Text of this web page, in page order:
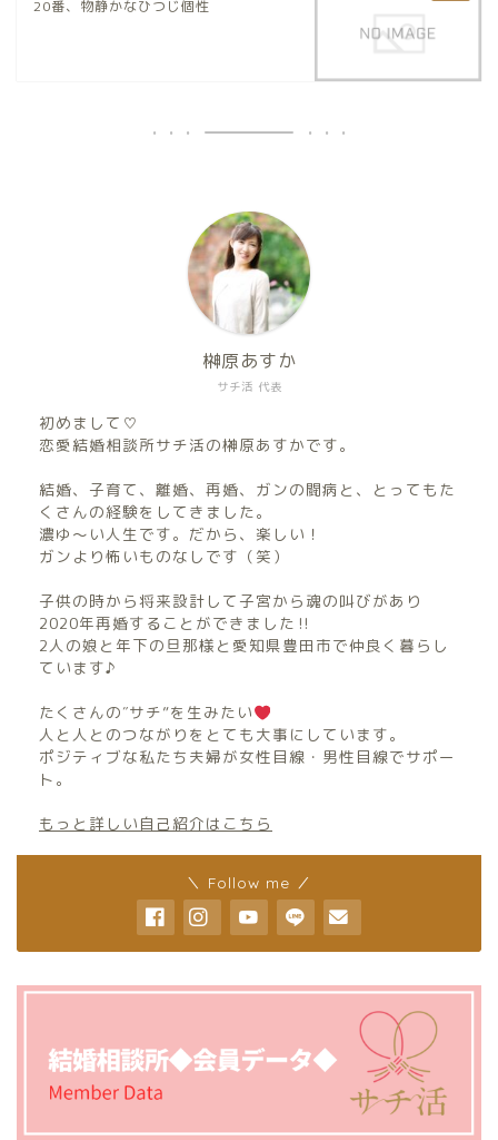
20番、物静かなひつじ個性
サチ活 代表
榊原あすか
初めまして♡
恋愛結婚相談所サチ活の榊原あすかです。
結婚、子育て、離婚、再婚、ガンの闘病と、とってもた
くさんの経験をしてきました。
濃ゆ〜い人生です。だから、楽しい！
ガンより怖いものなしです（笑）
子供の時から将来設計して子宮から魂の叫びがあり
2020年再婚することができました‼︎
2人の娘と年下の旦那様と愛知県豊田市で仲良く暮らし
ています♪
たくさんの″サチ”を生みたい
人と人とのつながりをとても大事にしています。
ポジティブな私たち夫婦が女性目線・男性目線でサポー
ト。
もっと詳しい自己紹介はこちら
＼ Follow me ／